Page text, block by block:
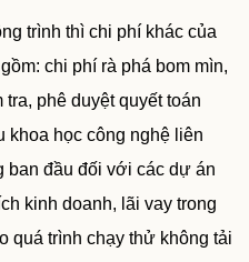
trình thì chi phí khác của
chi phí rà phá bom mìn,
phê duyệt quyết toán
khoa học công nghệ liên
ban đầu đối với các dự án
kinh doanh, lãi vay trong
quá trình chạy thử không tải